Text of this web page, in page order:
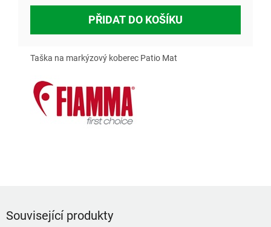
PŘIDAT DO KOŠÍKU
Taška na markýzový koberec Patio Mat
Související produkty